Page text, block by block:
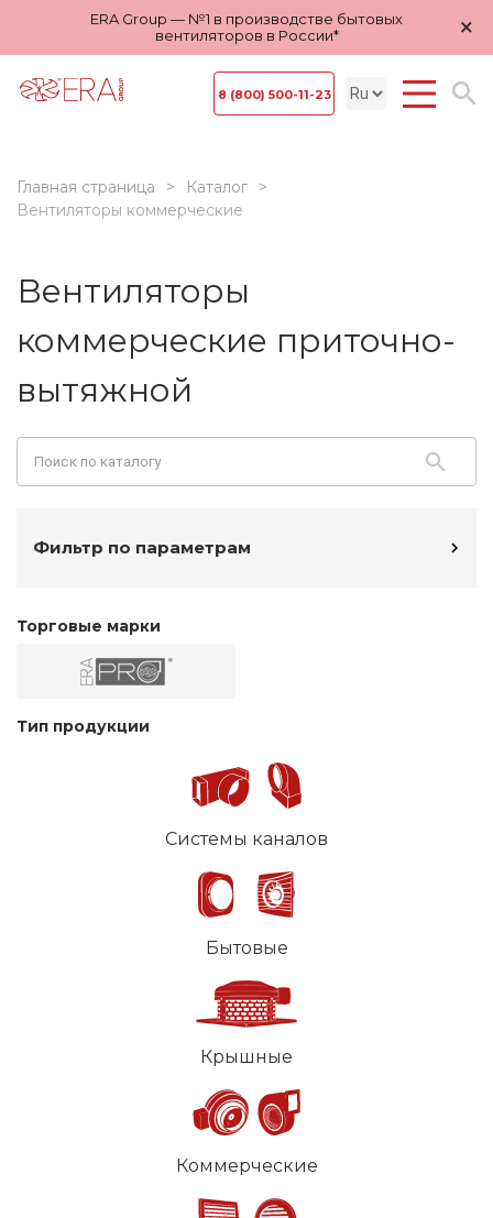
ERA Group — №1 в производстве бытовых
вентиляторов в России*
×
8 (800) 500-11-23
Главная страница
Каталог
Вентиляторы коммерческие
Вентиляторы
коммерческие приточно-
вытяжной
Фильтр по параметрам
Торговые марки
Тип продукции
Системы каналов
Бытовые
Крышные
Коммерческие